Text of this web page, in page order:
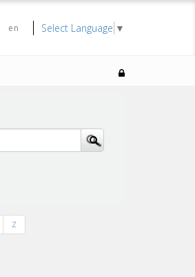
en Select Language ▼
Z